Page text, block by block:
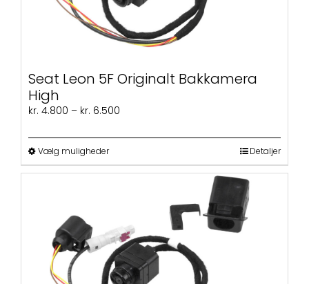
Seat Leon 5F Originalt Bakkamera
High
kr. 4.800 – kr. 6.500
til
Vælg mulighederDette
vare
Mulighederne
kan
vælges
på
varesiden
Detaljer